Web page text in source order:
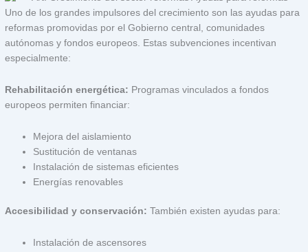
Uno de los grandes impulsores del crecimiento son las ayudas para
reformas promovidas por el Gobierno central, comunidades
autónomas y fondos europeos. Estas subvenciones incentivan
especialmente:
Rehabilitación energética: Programas vinculados a fondos
europeos permiten financiar:
Mejora del aislamiento
Sustitución de ventanas
Instalación de sistemas eficientes
Energías renovables
Accesibilidad y conservación:También existen ayudas para:
Instalación de ascensores